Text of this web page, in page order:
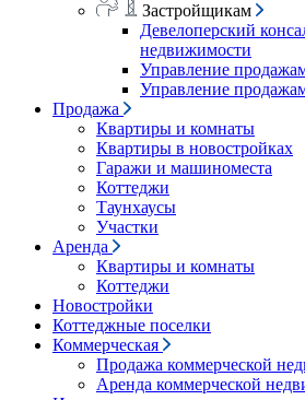
Застройщикам
Девелоперский
недвижимости
Управление
Управление
Продажа
Квартиры и комнаты
Квартиры в новостройках
Гаражи и машиноместа
Коттеджи
Таунхаусы
Участки
Аренда
Квартиры и комнаты
Коттеджи
Новостройки
Коттеджные поселки
Коммерческая
Продажа коммерческой
Аренда коммерческой